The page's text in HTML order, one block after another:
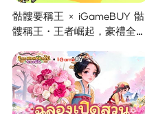
骷髏要稱王 × iGameBUY 骷
髏稱王・王者崛起，豪禮全面